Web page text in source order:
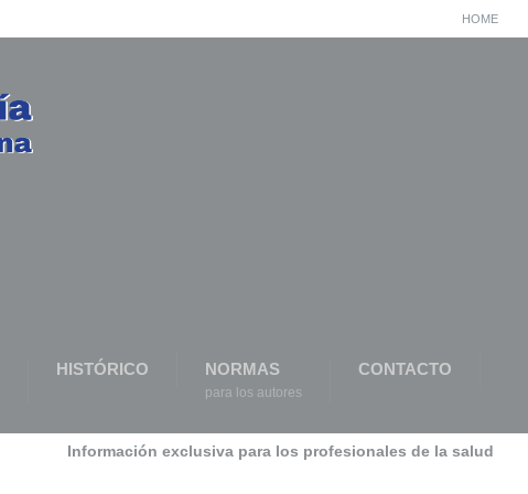
HOME
HISTÓRICO NORMAS
para los autores
CONTACTO
Información exclusiva para los profesionales de la salud